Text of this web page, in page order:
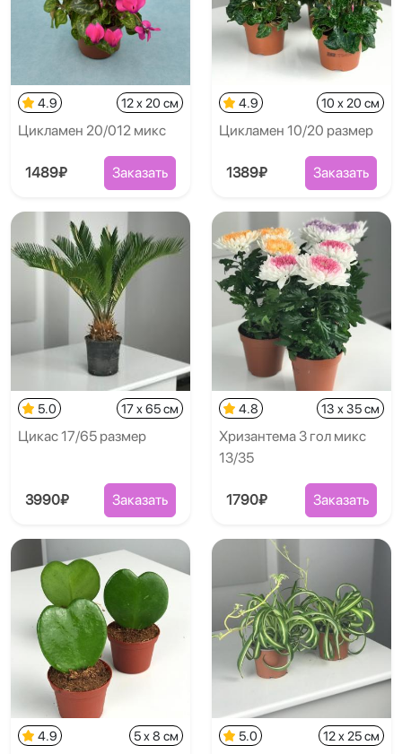
4.9 12 x 20 см
Цикламен 20/012 микс
1489₽ Заказать
4.9 10 x 20 см
Цикламен 10/20 размер
1389₽ Заказать
5.0 17 x 65 см
Цикас 17/65 размер
3990₽ Заказать
4.8 13 x 35 см
Хризантема 3 гол микс
13/35
1790₽ Заказать
4.9 5 x 8 см 5.0 12 x 25 см